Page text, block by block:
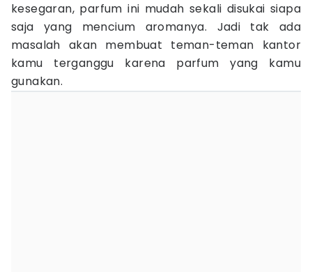
kesegaran, parfum ini mudah sekali disukai siapa
saja yang mencium aromanya. Jadi tak ada
masalah akan membuat teman-teman kantor
kamu terganggu karena parfum yang kamu
gunakan.